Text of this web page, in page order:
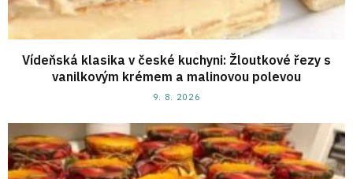
Vídeňská klasika v české kuchyni: Žloutkové řezy s
vanilkovým krémem a malinovou polevou
9. 8. 2026